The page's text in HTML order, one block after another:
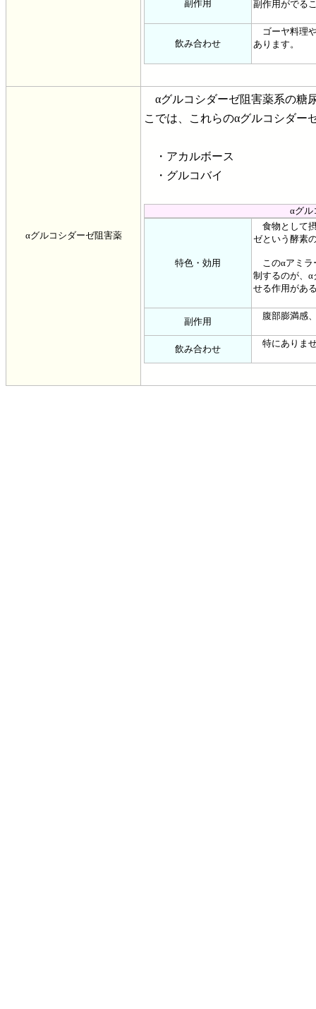
副作用
副作用がでる
飲み合わせ
ゴーヤ料理
あります。
αグルコシダーゼ阻害薬
αグルコシダーゼ阻害薬系の糖
こでは、これらのαグルコシダー
・アカルボース
・グルコバイ
αグル
特色・効用
食物として
ゼという酵素
このαアミラ
制するのが、
せる作用があ
副作用
腹部膨満感
飲み合わせ
特にありま